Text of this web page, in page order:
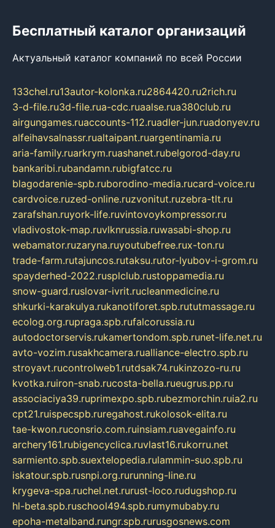
Бесплатный каталог организаций
Актуальный каталог компаний по всей России
133chel.ru13autor-kolonka.ru2864420.ru2rich.ru
3-d-file.ru3d-file.rua-cdc.ruaalse.rua380club.ru
airgungames.ruaccounts-112.ruadler-jun.ruadonyev.ru
alfeihavsalnassr.rualtaipant.ruargentinamia.ru
aria-family.ruarkrym.ruashanet.rubelgorod-day.ru
bankaribi.rubandamn.rubigfatcc.ru
blagodarenie-spb.ruborodino-media.rucard-voice.ru
cardvoice.ruzed-online.ruzvonitut.ruzebra-tlt.ru
zarafshan.ruyork-life.ruvintovoykompressor.ru
vladivostok-map.ruvlknrussia.ruwasabi-shop.ru
webamator.ruzaryna.ruyoutubefree.rux-ton.ru
trade-farm.rutajuncos.rutaksu.rutor-lyubov-i-grom.ru
spayderhed-2022.rusplclub.rustoppamedia.ru
snow-guard.ruslovar-ivrit.rucleanmedicine.ru
shkurki-karakulya.rukanotiforet.spb.rututmassage.ru
ecolog.org.rupraga.spb.rufalcorussia.ru
autodoctorservis.rukamertondom.spb.runet-life.net.ru
avto-vozim.rusakhcamera.rualliance-electro.spb.ru
stroyavt.rucontrolweb1.rutdsak74.rukinzozo-ru.ru
kvotka.ruiron-snab.rucosta-bella.rueugrus.pp.ru
associaciya39.ruprimexpo.spb.rubezmorchin.ruia2.ru
cpt21.ruispecspb.ruregahost.rukolosok-elita.ru
tae-kwon.ruconsrio.com.ruinsiam.ruavegainfo.ru
archery161.rubigencyclica.ruvlast16.rukorru.net
sarmiento.spb.suextelopedia.rulammin-suo.spb.ru
iskatour.spb.rusnpi.org.rurunning-line.ru
krygeva-spa.ruchel.net.rurust-loco.rudugshop.ru
hl-beta.spb.ruschool494.spb.rumymubaby.ru
epoha-metalband.rungr.spb.rurusgosnews.com